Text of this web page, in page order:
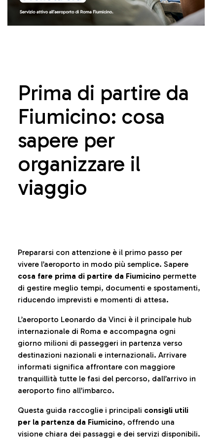
Prima di partire da
Fiumicino: cosa
sapere per
organizzare il
viaggio
Prepararsi con attenzione è il primo passo per
vivere l’aeroporto in modo più semplice. Sapere
cosa fare prima di partire da Fiumicino permette
di gestire meglio tempi, documenti e spostamenti,
riducendo imprevisti e momenti di attesa.
L’aeroporto Leonardo da Vinci è il principale hub
internazionale di Roma e accompagna ogni
giorno milioni di passeggeri in partenza verso
destinazioni nazionali e internazionali. Arrivare
informati significa affrontare con maggiore
tranquillità tutte le fasi del percorso, dall’arrivo in
aeroporto fino all’imbarco.
Questa guida raccoglie i principali consigli utili
per la partenza da Fiumicino, offrendo una
visione chiara dei passaggi e dei servizi disponibili.